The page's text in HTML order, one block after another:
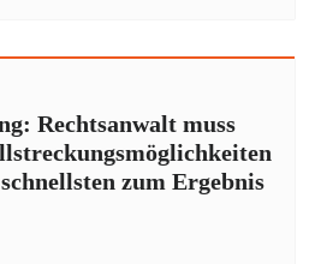
Rechtsanwalt muss
zum Ergebnis